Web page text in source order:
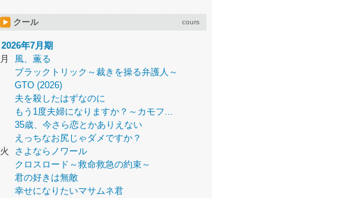
クール cours
2026年7月期
月
風、薫る
ブラックトリック～裁きを操る弁護人～
GTO (2026)
夫を殺したはずなのに
もう1度夫婦になりますか？～カモフ...
35歳、今さら恋とかありえない
えっちなお尻じゃダメですか？
火
さよならノワール
クロスロード～救命救急の約束～
君の好きは無敵
幸せになりたいマサムネ君